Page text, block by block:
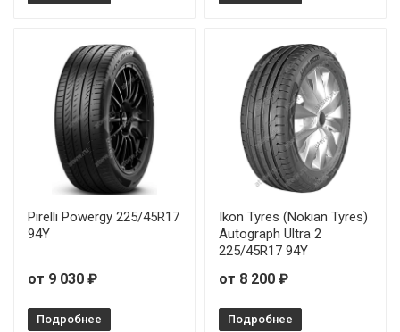
Pirelli Powergy 225/45R17
94Y
от 9 030 ₽
Подробнее
Ikon Tyres (Nokian Tyres)
Autograph Ultra 2
225/45R17 94Y
от 8 200 ₽
Подробнее